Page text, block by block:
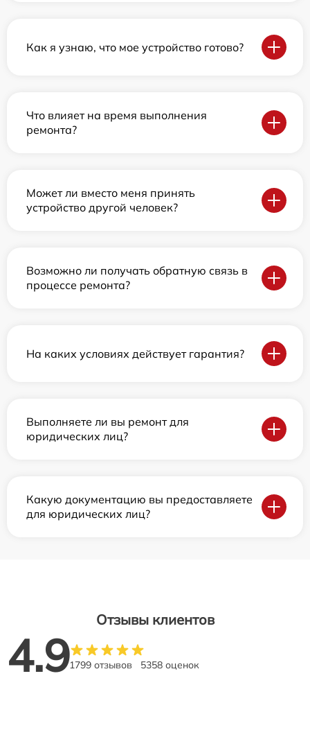
Как я узнаю, что мое устройство готово?
Что влияет на время выполнения
ремонта?
Может ли вместо меня принять
устройство другой человек?
Возможно ли получать обратную связь в
процессе ремонта?
На каких условиях действует гарантия?
Выполняете ли вы ремонт для
юридических лиц?
Какую документацию вы предоставляете
для юридических лиц?
Отзывы клиентов
4.91799 отзывов 5358 оценок